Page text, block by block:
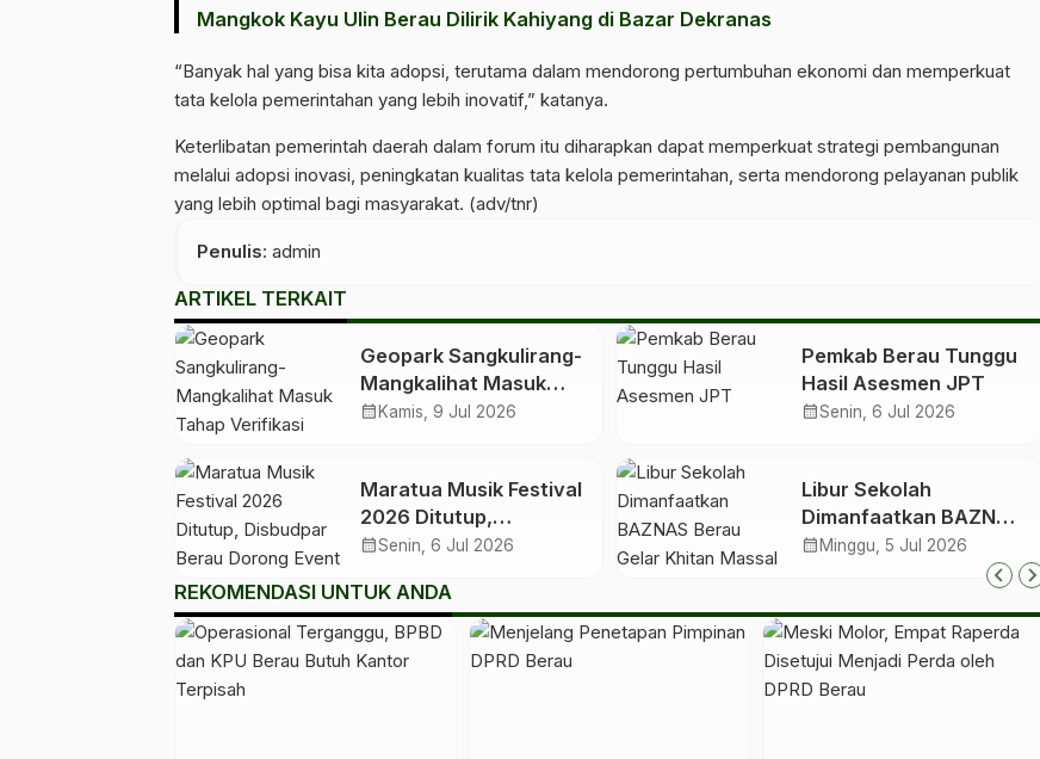
Mangkok Kayu Ulin Berau Dilirik Kahiyang di Bazar Dekranas
“Banyak hal yang bisa kita adopsi, terutama dalam mendorong pertumbuhan ekonomi dan memperkuat
tata kelola pemerintahan yang lebih inovatif,” katanya.
Keterlibatan pemerintah daerah dalam forum itu diharapkan dapat memperkuat strategi pembangunan
melalui adopsi inovasi, peningkatan kualitas tata kelola pemerintahan, serta mendorong pelayanan publik
yang lebih optimal bagi masyarakat. (adv/tnr)
Penulis: admin
ARTIKEL TERKAIT
Geopark Sangkulirang-
Mangkalihat Masuk
Tahap Verifikasi
Nasional
calendar_month Kamis, 9 Jul 2026
Pemkab Berau Tunggu
Hasil Asesmen JPT
calendar_monthSenin, 6 Jul 2026
Maratua Musik Festival
2026 Ditutup,
Disbudpar Berau
Pengungkit Pariwisata
calendar_monthSenin, 6 Jul 2026
Libur Sekolah
Dimanfaatkan BAZNAS
Berau Gelar Khitan
Massal bagi 350 Anak
calendar_month Minggu, 5 Jul 2026
REKOMENDASI UNTUK ANDA